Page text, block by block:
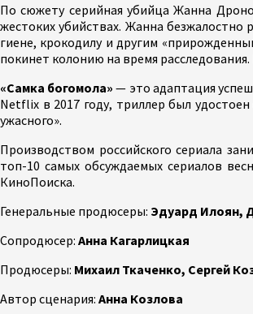
По сюжету серийная убийца Жанна
жестоких убийствах. Жанна
гиене, крокодилу и другим
покинет колонию на время
«Самка богомола» — это адаптация
Netflix в 2017 году, триллер был
ужасного».
Производством российского сериала
топ-10 самых обсуждаемых сериалов
КиноПоиска.
Генеральные продюсеры: Эдуард Илоян,
Сопродюсер: Анна Кагарлицкая
Продюсеры: Михаил Ткаченко, Сергей
Автор сценария: Анна Козлова